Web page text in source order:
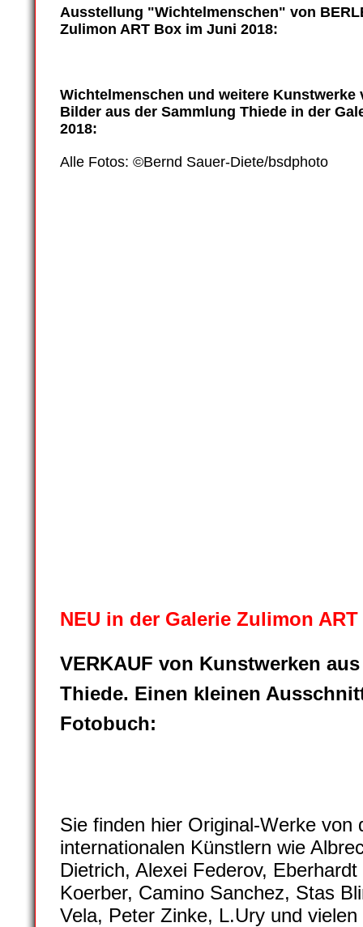
Ausstellung "Wichtelmenschen" von
Zulimon ART Box im Juni 2018:
Wichtelmenschen und weitere Kunstwerke
Bilder aus der Sammlung Thiede in der
2018:
Alle Fotos: ©Bernd Sauer-Diete/bsdphoto
NEU in der Galerie Zulimon
VERKAUF von Kunstwerken
Thiede. Einen kleinen
Fotobuch:
Sie finden hier Original-Werke von
internationalen Künstlern wie
Dietrich, Alexei Federov,
Koerber, Camino Sanchez, Stas
Vela, Peter Zinke, L.Ury und